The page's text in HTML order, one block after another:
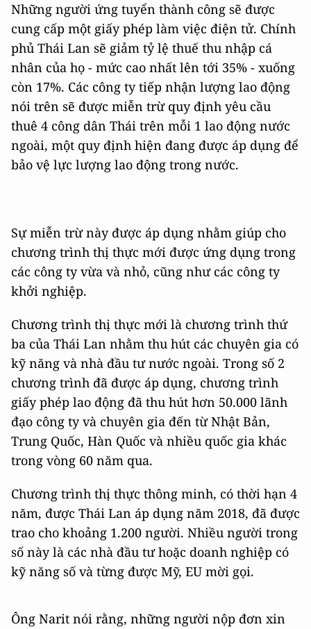
Những người ứng tuyển thành công sẽ được
cung cấp một giấy phép làm việc điện tử. Chính
phủ Thái Lan sẽ giảm tỷ lệ thuế thu nhập cá
nhân của họ - mức cao nhất lên tới 35% - xuống
còn 17%. Các công ty tiếp nhận lượng lao động
nói trên sẽ được miễn trừ quy định yêu cầu
thuê 4 công dân Thái trên mỗi 1 lao động nước
ngoài, một quy định hiện đang được áp dụng để
bảo vệ lực lượng lao động trong nước.
Sự miễn trừ này được áp dụng nhằm giúp cho
chương trình thị thực mới được ứng dụng trong
các công ty vừa và nhỏ, cũng như các công ty
khởi nghiệp.
Chương trình thị thực mới là chương trình thứ
ba của Thái Lan nhằm thu hút các chuyên gia có
kỹ năng và nhà đầu tư nước ngoài. Trong số 2
chương trình đã được áp dụng, chương trình
giấy phép lao động đã thu hút hơn 50.000 lãnh
đạo công ty và chuyên gia đến từ Nhật Bản,
Trung Quốc, Hàn Quốc và nhiều quốc gia khác
trong vòng 60 năm qua.
Chương trình thị thực thông minh, có thời hạn 4
năm, được Thái Lan áp dụng năm 2018, đã được
trao cho khoảng 1.200 người. Nhiều người trong
số này là các nhà đầu tư hoặc doanh nghiệp có
kỹ năng số và từng được Mỹ, EU mời gọi.
Ông Narit nói rằng, những người nộp đơn xin